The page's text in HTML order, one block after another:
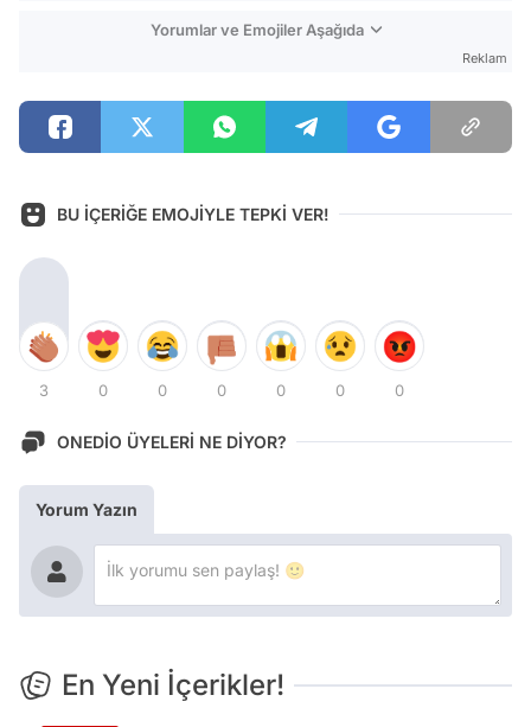
Yorumlar ve Emojiler Aşağıda
Reklam
BU İÇERİĞE EMOJİYLE TEPKİ VER!
3 0 0 0 0 0 0
ONEDİO ÜYELERİ NE DİYOR?
Yorum Yazın
En Yeni İçerikler!